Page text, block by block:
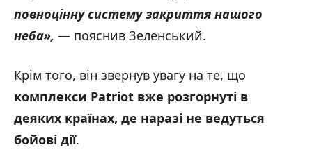
повноцінну систему закриття нашого
неба», — пояснив Зеленський.
Крім того, він звернув увагу на те, що
комплекси Patriot вже розгорнуті в
деяких країнах, де наразі не ведуться
бойові дії.